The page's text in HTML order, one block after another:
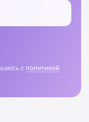
с политикой